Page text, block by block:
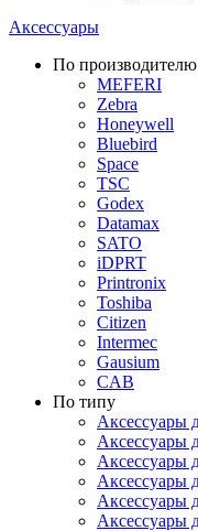
Аксессуары
По производителю
MEFERI
Zebra
Honeywell
Bluebird
Space
TSC
Godex
Datamax
SATO
iDPRT
Printronix
Toshiba
Citizen
Intermec
Gausium
CAB
По типу
Аксессуары
Аксессуары
Аксессуары
Аксессуары
Аксессуары
Аксессуары